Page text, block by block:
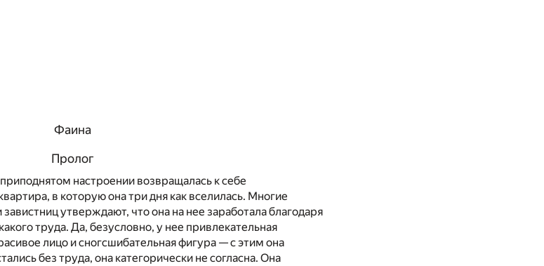
Фаина
Пролог
настроении возвращалась к себе
в которую она три дня как вселилась. Многие
завистниц утверждают, что она на нее заработала благодаря
труда. Да, безусловно, у нее привлекательная
лицо и сногсшибательная фигура — с этим она
без труда, она категорически не согласна. Она